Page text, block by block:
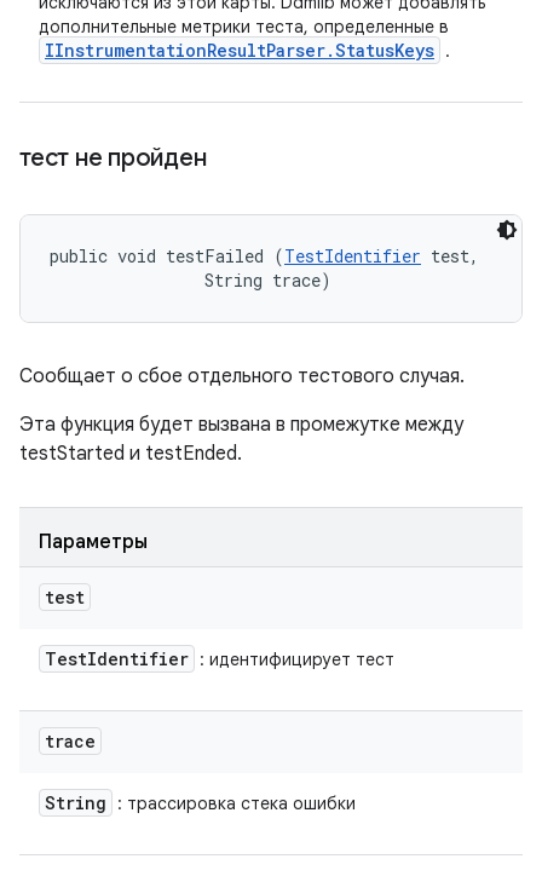
дополнительные метрики теста, определенные в
IInstrumentationResultParser.StatusKeys .
тест не пройден
public void testFailed (TestIdentifier test,
                String trace)
Сообщает о сбое отдельного тестового случая.
Эта функция будет вызвана в промежутке между
testStarted и testEnded.
Параметры
test
TestIdentifier : идентифицирует тест
trace
String : трассировка стека ошибки